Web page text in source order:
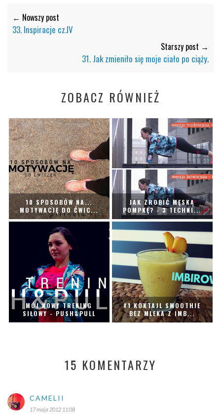
← Nowszy post
33. Inspiracje cz.IV
Starszy post →
31. Jak zmieniło się moje ciało po ciąży.
ZOBACZ RÓWNIEŻ
10 SPOSOBÓW NA...
MOTYWACJĘ DO ĆWIC...
JAK ZROBIĆ MĘSKĄ
POMPKĘ? - 3 TECHNI...
MÓJ NOWY TRENING
SIŁOWY - PUSH&PULL
#1 KOKTAJL SMOOTHIE
BEZ MLEKA Z IMB...
15 KOMENTARZY
CAMELII
17 maja 2012 11:08